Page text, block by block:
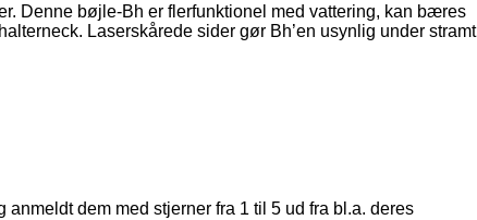
Denne bøjle-Bh er flerfunktionel med vattering, kan bæres
Laserskårede sider gør Bh’en usynlig under stramt
dem med stjerner fra 1 til 5 ud fra bl.a. deres